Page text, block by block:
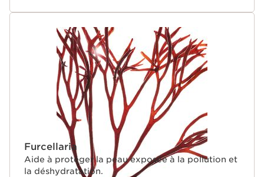
Furcellaria
Aide à protéger la peau exposée à la pollution et
la déshydratation.